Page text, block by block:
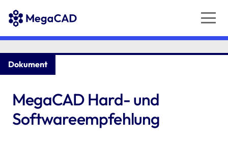
Dokument
MegaCAD Hard- und
Softwareempfehlung